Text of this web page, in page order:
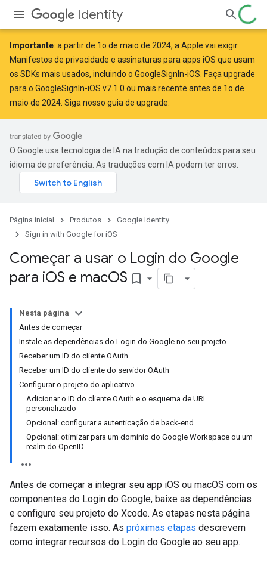
Identity
Importante: a partir de 1o de maio de 2024, a Apple vai exigir
Manifestos de privacidade e assinaturas para apps iOS que usam
os SDKs mais usados, incluindo o GoogleSignIn-iOS. Faça upgrade
para o GoogleSignIn-iOS v7.1.0 ou mais recente antes de 1o de
maio de 2024. Siga nosso guia de upgrade
O Google usa tecnologia de IA na tradução de conteúdos para seu
idioma de preferência. As traduções com IA podem ter erros.
Página inicial Produtos
Google Identity
Sign in with Google for iOS
Começar a usar o Login do Google
para iOS e macOS bookmark_border
Nesta página
Antes de começar
Instale as dependências do Login do Google no seu projeto
Receber um ID do cliente OAuth
Receber um ID do cliente do servidor OAuth
Configurar o projeto do aplicativo
Adicionar o ID do cliente OAuth e o esquema de URL
personalizado
Opcional: configurar a autenticação de back-end
Opcional: otimizar para um domínio do Google Workspace ou um
realm do OpenID
Antes de começar a integrar seu app iOS ou macOS com os
componentes do Login do Google, baixe as dependências
e configure seu projeto do Xcode. As etapas nesta página
fazem exatamente isso. As próximas etapas descrevem
como integrar recursos do Login do Google ao seu app.